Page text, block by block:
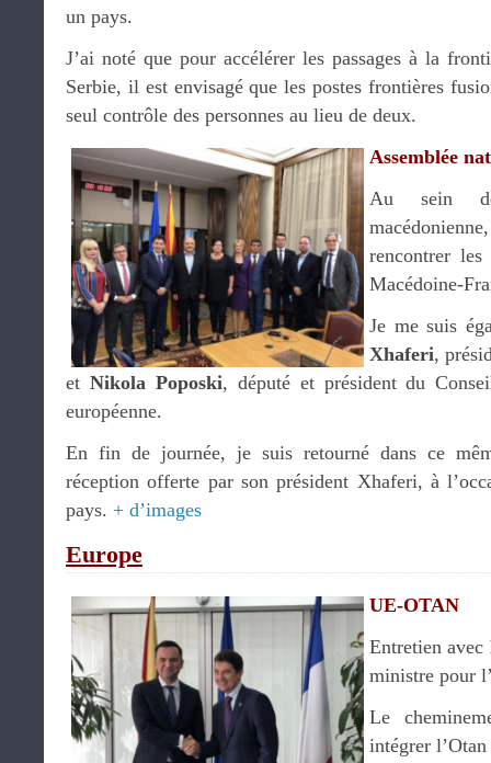
un pays.
J’ai noté que pour accélérer les passages à la
Serbie, il est envisagé que les postes frontières
seul contrôle des personnes au lieu de deux.
Assemblée
Au sein de
rencontrer les
Macédoine-
Je me suis
Xhaferi,
et Nikola Poposki, député et président du
européenne.
En fin de journée, je suis retourné dans ce
réception offerte par son président Xhaferi, à
pays. + d’images
Europe
UE-OTAN
Entretien avec
ministre pour
Le
intégrer